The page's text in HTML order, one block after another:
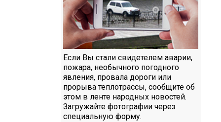
Если Вы стали свидетелем аварии,
пожара, необычного погодного
явления, провала дороги или
прорыва теплотрассы, сообщите об
этом в ленте народных новостей.
Загружайте фотографии через
специальную форму.